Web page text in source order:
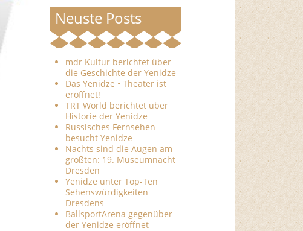
Neuste Posts
mdr Kultur berichtet über
die Geschichte der Yenidze
Das Yenidze • Theater ist
eröffnet!
TRT World berichtet über
Historie der Yenidze
Russisches Fernsehen
besucht Yenidze
Nachts sind die Augen am
größten: 19. Museumnacht
Dresden
Yenidze unter Top-Ten
Sehenswürdigkeiten
Dresdens
BallsportArena gegenüber
der Yenidze eröffnet